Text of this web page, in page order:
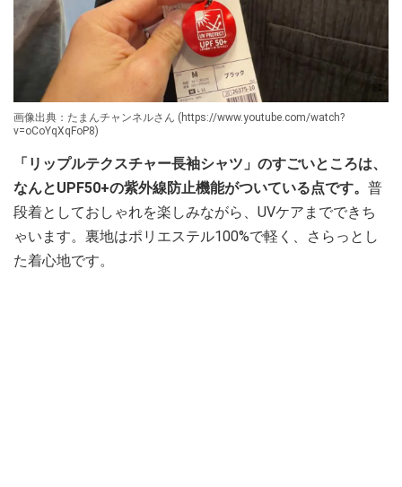
画像出典：たまんチャンネルさん (https://www.youtube.com/watch?
v=oCoYqXqFoP8)
「リップルテクスチャー長袖シャツ」のすごいところは、
なんとUPF50+の紫外線防止機能がついている点です。 普
段着としておしゃれを楽しみながら、UVケアまでできち
ゃいます。裏地はポリエステル100%で軽く、さらっとし
た着心地です。